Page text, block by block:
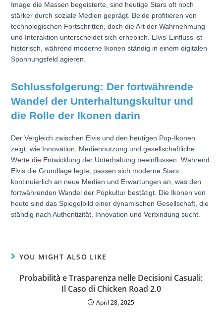
Image die Massen begeisterte, sind heutige Stars oft noch
stärker durch soziale Medien geprägt. Beide profitieren von
technologischen Fortschritten, doch die Art der Wahrnehmung
und Interaktion unterscheidet sich erheblich. Elvis’ Einfluss ist
historisch, während moderne Ikonen ständig in einem digitalen
Spannungsfeld agieren.
Schlussfolgerung: Der fortwährende
Wandel der Unterhaltungskultur und
die Rolle der Ikonen darin
Der Vergleich zwischen Elvis und den heutigen Pop-Ikonen
zeigt, wie Innovation, Mediennutzung und gesellschaftliche
Werte die Entwicklung der Unterhaltung beeinflussen. Während
Elvis die Grundlage legte, passen sich moderne Stars
kontinuierlich an neue Medien und Erwartungen an, was den
fortwährenden Wandel der Popkultur bestätigt. Die Ikonen von
heute sind das Spiegelbild einer dynamischen Gesellschaft, die
ständig nach Authentizität, Innovation und Verbindung sucht.
YOU MIGHT ALSO LIKE
Probabilità e Trasparenza nelle Decisioni Casuali:
Il Caso di Chicken Road 2.0
April 28, 2025